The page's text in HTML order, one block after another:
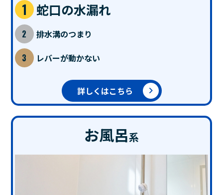
蛇口の水漏れ
排水溝のつまり
レバーが動かない
詳しくはこちら
お風呂系